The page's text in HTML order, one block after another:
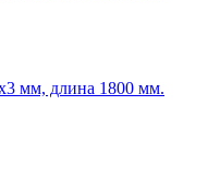
мм, длина 1800 мм.